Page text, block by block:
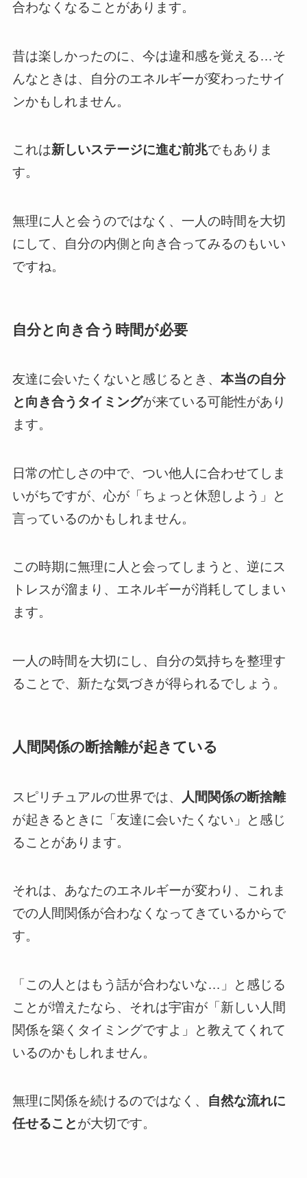
合わなくなることがあります。
昔は楽しかったのに、今は違和感を覚える…そ
んなときは、自分のエネルギーが変わったサイ
ンかもしれません。
これは新しいステージに進む前兆でもありま
す。
無理に人と会うのではなく、一人の時間を大切
にして、自分の内側と向き合ってみるのもいい
ですね。
自分と向き合う時間が必要
友達に会いたくないと感じるとき、 本当の自分
と向き合うタイミングが来ている可能性があり
ます。
日常の忙しさの中で、つい他人に合わせてしま
いがちですが、心が「ちょっと休憩しよう」と
言っているのかもしれません。
この時期に無理に人と会ってしまうと、逆にス
トレスが溜まり、エネルギーが消耗してしまい
ます。
一人の時間を大切にし、自分の気持ちを整理す
ることで、新たな気づきが得られるでしょう。
人間関係の断捨離が起きている
スピリチュアルの世界では、
人間関係の断捨離
が起きるときに「友達に会いたくない」と感じ
ることがあります。
それは、あなたのエネルギーが変わり、これま
での人間関係が合わなくなってきているからで
す。
「この人とはもう話が合わないな…」と感じる
ことが増えたなら、それは宇宙が「新しい人間
関係を築くタイミングですよ」と教えてくれて
いるのかもしれません。
無理に関係を続けるのではなく、 自然な流れに
任せることが大切です。